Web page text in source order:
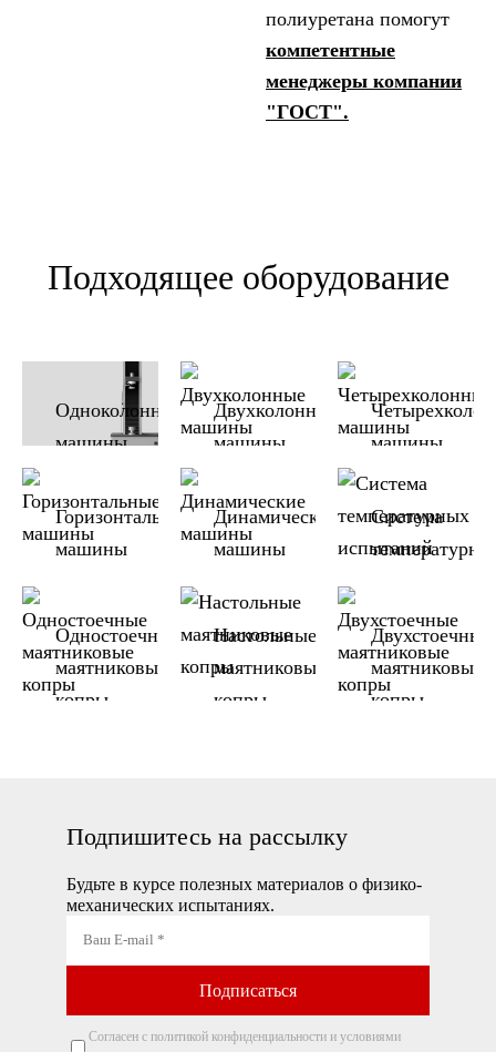
полиуретана помогут
компетентные
менеджеры компании
"ГОСТ".
Подходящее оборудование
Одноколонные
машины
Двухколонные
машины
машины
Горизонтальные
машины
Динамические
машины
Система
Одностоечные
маятниковые
копры
Настольные
маятниковые
копры
Двухстоечные
маятниковые
копры
Подпишитесь на рассылку
Будьте в курсе полезных материалов о физико-
механических испытаниях.
Согласен с политикой конфиденциальности и условиями